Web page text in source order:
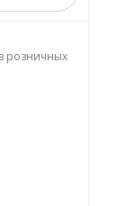
розничных